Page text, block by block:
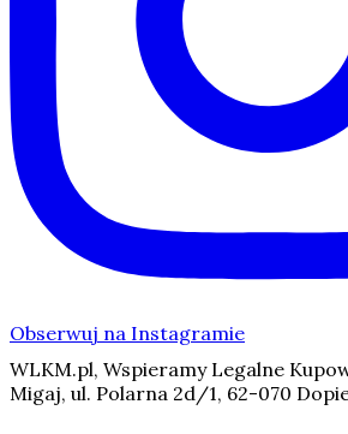
Obserwuj na Instagramie
WLKM.pl, Wspieramy Legalne
Migaj, ul. Polarna 2d/1, 62-070